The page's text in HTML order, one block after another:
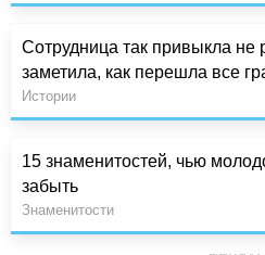
Сотрудница так привыкла не
заметила, как перешла все
Истории
15 знаменитостей, чью
забыть
Знаменитости